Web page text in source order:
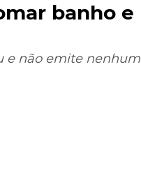
banho e
e não emite nenhum